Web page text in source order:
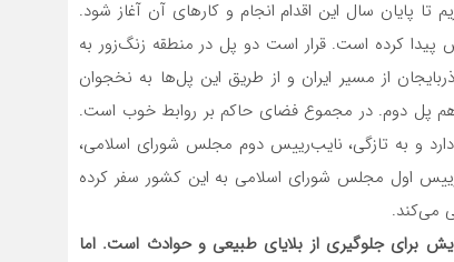
تا پایان سال این اقدام انجام و کارهای آن آغاز شود.
بعد از کاهش شیوع کرونا ۲۰ درصد افزایش پیدا کرده است. قرار است دو پل در منطقه زنگ‌زور به
از مسیر ایران و از طریق این پل‌ها به نخجوان
پل دوم. در مجموع فضای حاکم بر روابط خوب است.
و به تازگی، نایب‌رییس دوم مجلس شورای اسلامی،
اول مجلس شورای اسلامی به این کشور سفر کرده
می‌کند.
برای جلوگیری از بلایای طبیعی و حوادث است. اما